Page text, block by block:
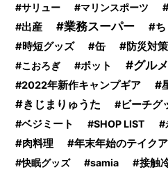
サリュー マリンスポーツ
出産 業務スーパー
時短グッズ 缶 防災対策
こおろぎ ポット グルメ
2022年新作キャンプギア
きじまりゅうた ビーチグ
ベジミート SHOP LIST
肉料理 年末年始のテイク
快眠グッズ samia 接触